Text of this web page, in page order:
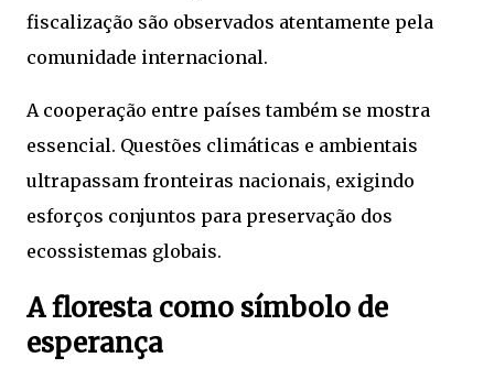
fiscalização são observados atentamente pela
comunidade internacional.
A cooperação entre países também se mostra
essencial. Questões climáticas e ambientais
ultrapassam fronteiras nacionais, exigindo
esforços conjuntos para preservação dos
ecossistemas globais.
A floresta como símbolo de
esperança